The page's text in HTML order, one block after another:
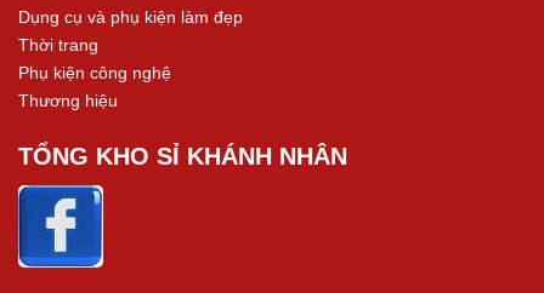
Dụng cụ và phụ kiện làm đẹp
Thời trang
Phụ kiện công nghệ
Thương hiệu
TỔNG KHO SỈ KHÁNH NHÂN